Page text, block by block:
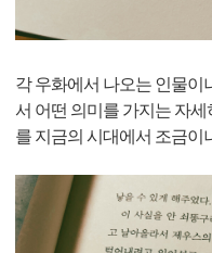
각 우화에서 나오는 인물이
서 어떤 의미를 가지는 자
를 지금의 시대에서 조금이